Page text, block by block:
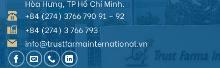
Hòa Hưng, TP Hồ Chí Minh.
+84 (274) 3766 790 91 – 92
+84 (274) 3 766 793
info@trustfarmainternational.vn